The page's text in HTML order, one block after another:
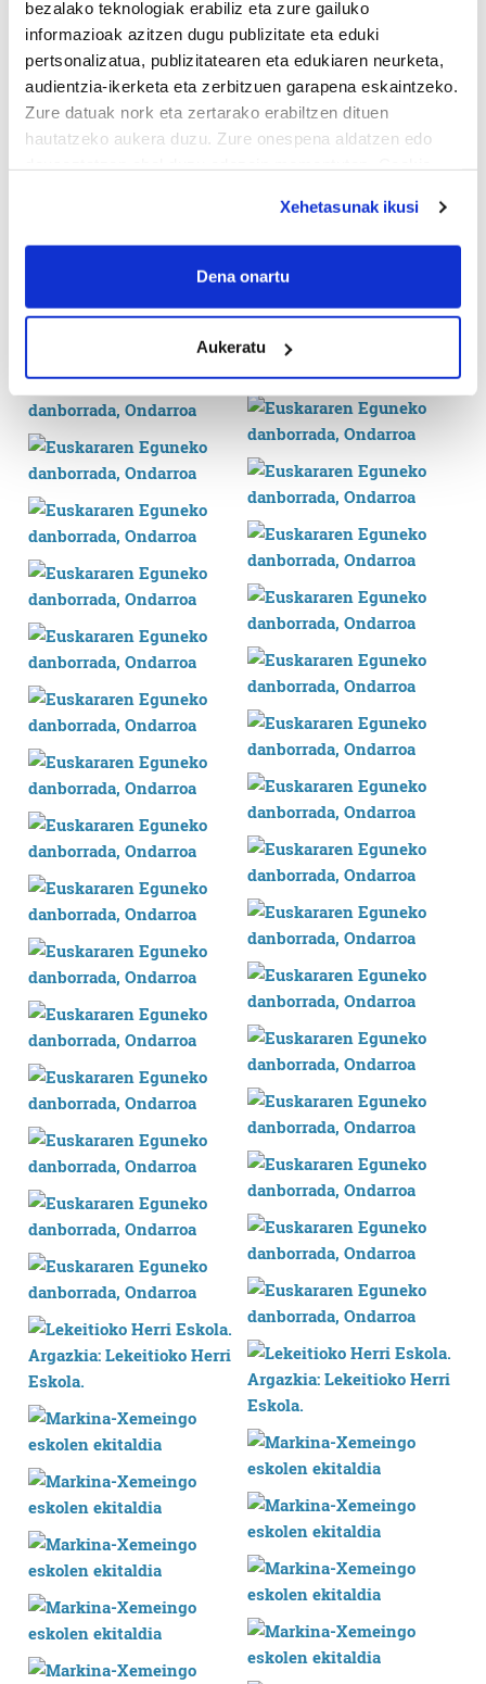
bezalako teknologiak erabiliz eta zure gailuko
informazioak azitzen dugu publizitate eta eduki
pertsonalizatua, publizitatearen eta edukiaren neurketa,
audientzia-ikerketa eta zerbitzuen garapena eskaintzeko.
Zure datuak nork eta zertarako erabiltzen dituen
hautatzeko aukera duzu. Zure onespena aldatzen edo
If you allow, we would also like to:
Collect information about your geographical
Identify your device by actively scanning it for
specific characteristics (fingerprinting)
Find out more about how your personal data is processed
and set your preferences in thedetails section.
Guk eta gure bazkideek zure datu pertsonalak
prozesatzen ditugu, zure IP zenbakia, besteak beste,
teknologia erabiliz, cookieak adibidez, iragarki eta eduki
pertsonalizatuak eskaintzeko, iragarkiak eta edukia
neurtzeko, jendeari buruzko informazioa biltzeko eta
produktuak garatzeko. Zure datuak nork eta zertarako
erabiltzen dituen hauta dezakezu.
Bazkide batzuek ez dizute baimenik eskatzen, eta beren
interes komertzial legitimoetan babesten dira. Ikusi gure
bazkideen zerrenda, beren ustez zein helburutarako
duten interes legitimoa eta horren aurka nola egin
dezakezun ikusteko.
Lortu zure datu pertsonalak prozesatzeko moduari
buruzko informazio gehiago eta ezarri zure lehentasunak
datuen atalean. Edozein unetan alda edo ken dezakezu
zure baimena Cookieen adierazpenean.
Webgune honek cookie propioak eta hirugarrenen cookie-
fitxategiak erabiltzen ditu. Zure esperientzia eta
zerbitzuak hobetzeko asmoz, cookie teknologiaz
baliatzen gara. Ohar hau onartuz gero, teknologia hori
erabiltzeko baimen esplizitua ematen diguzu.
irakurri
Xehetasunak ikusi
Dena onartu
Aukeratu